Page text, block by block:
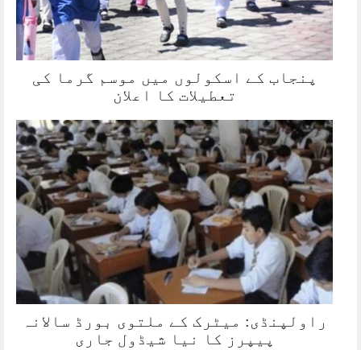
پنجاب کے اسکولوں میں موسم گرما کی
تعطیلات کا اعلان
راولپنڈی: میٹرک کے ملتوی بورڈ سالانہ
پیپرز کا نیا شیڈول جاری